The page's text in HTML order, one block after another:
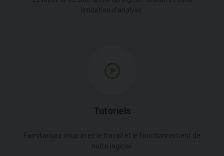
Tutoriels